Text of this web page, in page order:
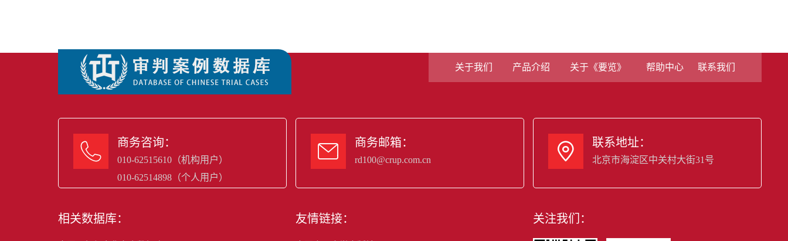
关于我们 产品介绍 关于《要览》 帮助中心 联系我们
 商务咨询：
010-62515610（机构用户）
010-62514898（个人用户）
 商务邮箱：
rd100@crup.com.cn  联系地址：
北京市海淀区中关村大街31号
相关数据库： 友情链接： 关注我们：